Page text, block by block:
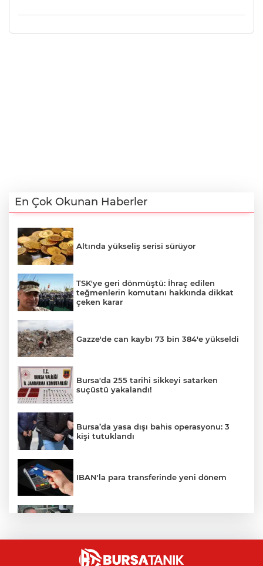
En Çok Okunan Haberler
Altında yükseliş serisi sürüyor
TSK'ye geri dönmüştü: İhraç edilen
teğmenlerin komutanı hakkında dikkat
çeken karar
Gazze'de can kaybı 73 bin 384'e yükseldi
Bursa'da 255 tarihi sikkeyi satarken
suçüstü yakalandı!
Bursa’da yasa dışı bahis operasyonu: 3
kişi tutuklandı
IBAN'la para transferinde yeni dönem
"Çerçeve Yasa" teklifi Adalet